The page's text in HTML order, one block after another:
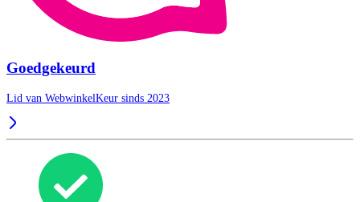
Goedgekeurd
Lid van WebwinkelKeur sinds 2023